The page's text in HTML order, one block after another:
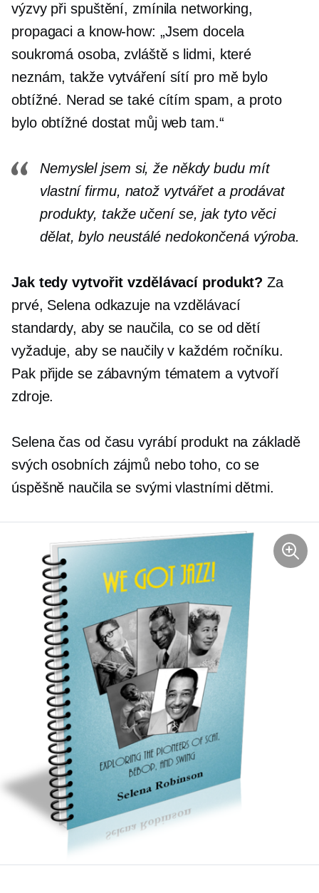
výzvy při spuštění, zmínila networking,
propagaci a know-how: „Jsem docela
soukromá osoba, zvláště s lidmi, které
neznám, takže vytváření sítí pro mě bylo
obtížné. Nerad se také cítím spam, a proto
bylo obtížné dostat můj web tam.“
Nemyslel jsem si, že někdy budu mít
vlastní firmu, natož vytvářet a prodávat
produkty, takže učení se, jak tyto věci
dělat, bylo neustálé nedokončená výroba.
Jak tedy vytvořit vzdělávací produkt? Za
prvé, Selena odkazuje na vzdělávací
standardy, aby se naučila, co se od dětí
vyžaduje, aby se naučily v každém ročníku.
Pak přijde se zábavným tématem a vytvoří
zdroje.
Selena čas od času vyrábí produkt na základě
svých osobních zájmů nebo toho, co se
úspěšně naučila se svými vlastními dětmi.